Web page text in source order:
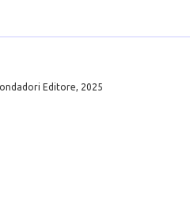
Editore, 2025